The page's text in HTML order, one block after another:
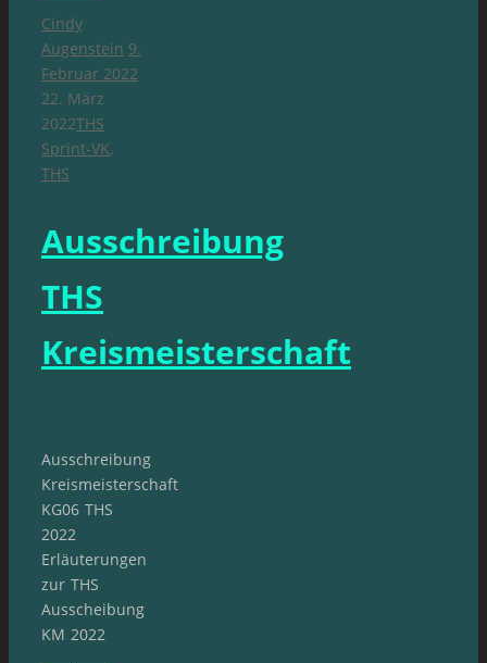
Cindy
Augenstein 9.
Februar 2022
22. März
2022THS
Sprint-VK,
THS
Ausschreibung
THS
Kreismeisterschaft
Ausschreibung
Kreismeisterschaft
KG06 THS
2022
Erläuterungen
zur THS
Ausscheibung
KM 2022